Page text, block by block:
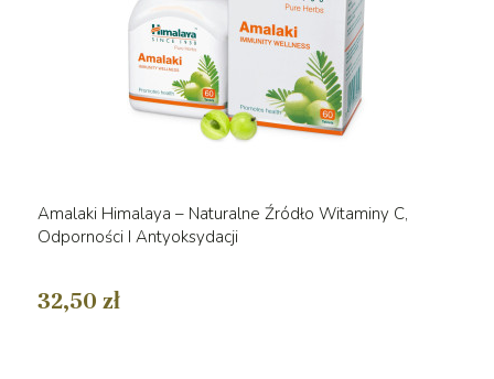
Amalaki Himalaya – Naturalne Źródło Witaminy C,
Odporności I Antyoksydacji
32,50 zł